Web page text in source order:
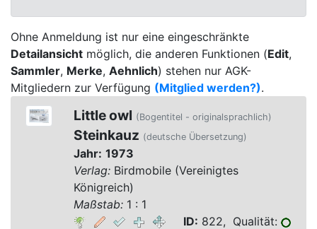
Ohne Anmeldung ist nur eine eingeschränkte
Detailansicht möglich, die anderen Funktionen (Edit,
Sammler, Merke, Aehnlich) stehen nur AGK-
Mitgliedern zur Verfügung (Mitglied werden?).
Little owl (Bogentitel - originalsprachlich)
Steinkauz (deutsche Übersetzung)
Jahr: 1973
Verlag:Birdmobile (Vereinigtes
Königreich)
Maßstab:1 : 1
ID: 822, Qualität: